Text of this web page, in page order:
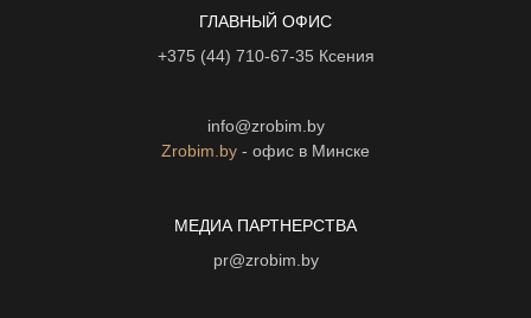
ГЛАВНЫЙ ОФИС
+375 (44) 710-67-35 Ксения
info@zrobim.by
Zrobim.by - офис в Минске
МЕДИА ПАРТНЕРСТВА
pr@zrobim.by